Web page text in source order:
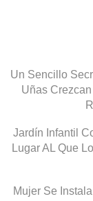
Un Sencillo
Uñas
Jardín Infantil
Lugar AL Que
Mujer Se